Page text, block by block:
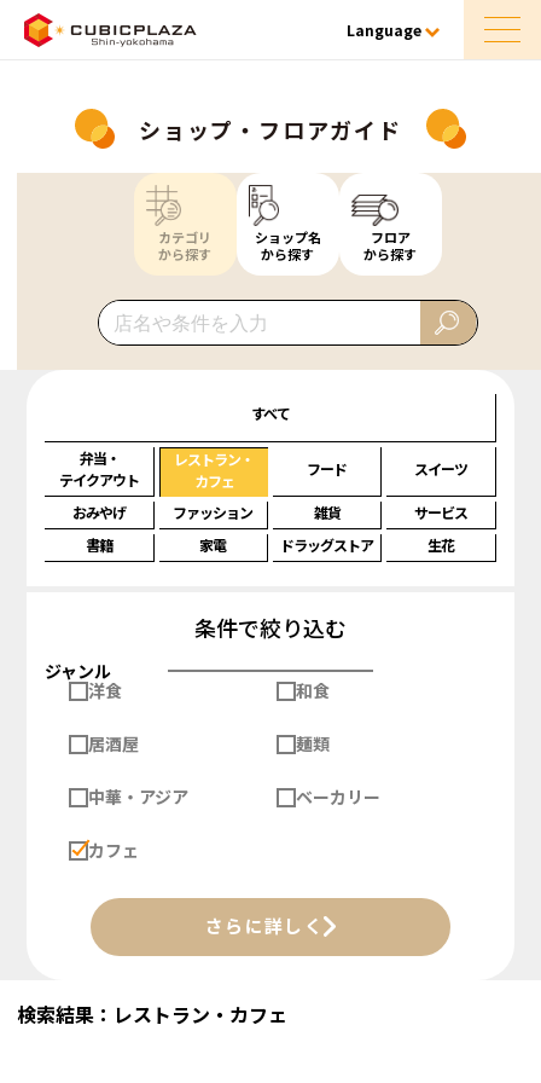
Language
ショップ・フロアガイド
カテゴリ
から探す
ショップ名
から探す
フロア
から探す
すべて
弁当・
テイクアウト
レストラン・
カフェ
フード スイーツ
おみやげ ファッション 雑貨
サービス
書籍
家電 ドラッグストア 生花
条件で絞り込む
ジャンル
洋食
和食
居酒屋 麺類
中華・アジア ベーカリー
カフェ
さらに詳しく
検索結果：レストラン・カフェ